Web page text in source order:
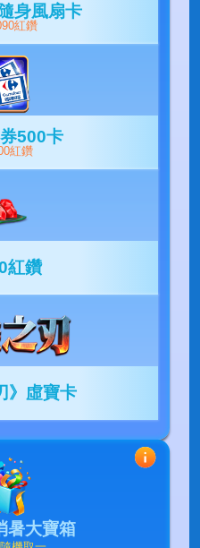
身風扇卡
紅鑽
500卡
紅鑽
紅鑽
》虛寶卡
暑大寶箱